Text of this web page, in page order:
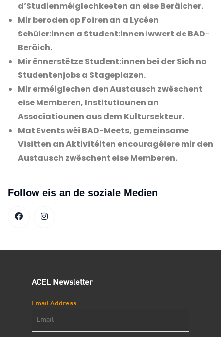
d’Studienméiglechkeeten an eise Beräicher.
Mir beroden op Foiren an a Lycéen
Schüler:innen a Student:innen iwwert de BAD-
Beräich.
Mir ënnerstëtze Student:innen bei der Sich no
Studentenjobs a Stageplazen.
Mir erméiglechen den Austausch zwëschent
eise Memberen, Institutiounen an
Associatiounen aus dem Kultursekteur.
Mat Events wéi BAD-Meets, gemeinsame
Visitten an Aktivitéiten encouragéiere mir den
Austausch zwëschent eise Memberen.
Follow eis an de soziale Medien
ACEL Newsletter
Email Address